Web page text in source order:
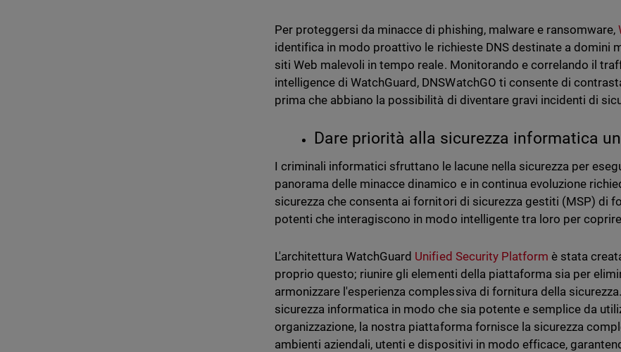
Per proteggersi da minacce di phishing, malware e ransomware,
identifica in modo proattivo le richieste DNS destinate a domini
siti Web malevoli in tempo reale. Monitorando e correlando il
intelligence di WatchGuard, DNSWatchGO ti consente di
prima che abbiano la possibilità di diventare gravi incidenti di
Dare priorità alla sicurezza informatica
I criminali informatici sfruttano le lacune nella sicurezza per
panorama delle minacce dinamico e in continua evoluzione
sicurezza che consenta ai fornitori di sicurezza gestiti (MSP) di
potenti che interagiscono in modo intelligente tra loro per
L'architettura WatchGuard Unified Security Platform è stata
proprio questo; riunire gli elementi della piattaforma sia per
armonizzare l'esperienza complessiva di fornitura della
sicurezza informatica in modo che sia potente e semplice da
organizzazione, la nostra piattaforma fornisce la sicurezza
ambienti aziendali, utenti e dispositivi in modo efficace,